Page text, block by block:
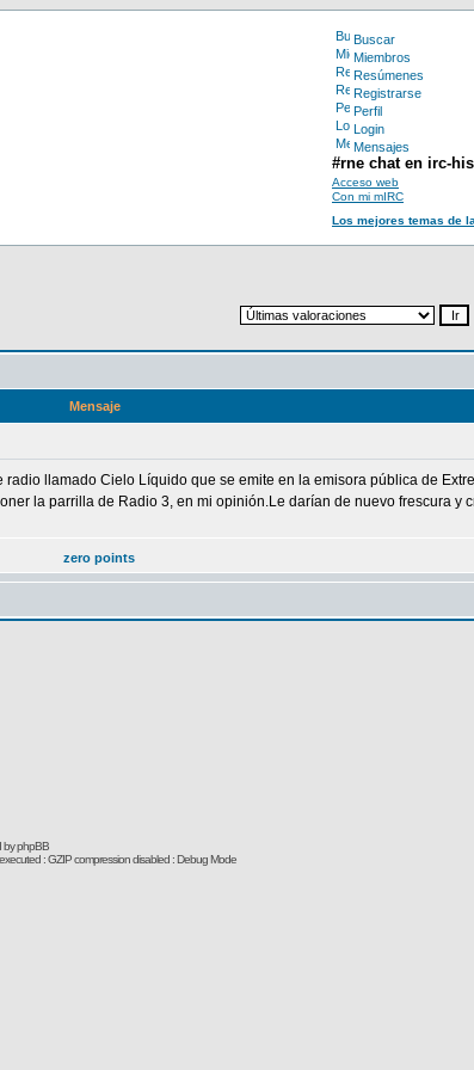
Buscar
Miembros
Resúmenes
Registrarse
Perfil
Login
Mensajes
#rne chat en irc-
Acceso web
Con mi mIRC
Los mejores temas de
Mensaje
llamado Cielo Líquido que se emite en la emisora pública de
la parrilla de Radio 3, en mi opinión.Le darían de nuevo frescura y
zero points
byphpBB
: GZIP compression disabled : Debug Mode